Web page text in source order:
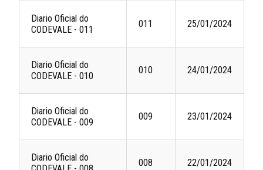
Diario Oficial do
CODEVALE - 011
011 25/01/2024
Diario Oficial do
CODEVALE - 010
010 24/01/2024
Diario Oficial do
CODEVALE - 009
009 23/01/2024
Diario Oficial do
008 22/01/2024